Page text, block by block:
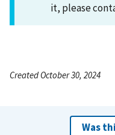
it, please
Created October 30, 2024
Was